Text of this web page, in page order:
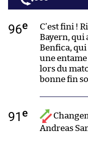
96e
C’est fini !
Bayern, qui
Benfica, qui
une entame
lors du
bonne fin
91 e
Andreas